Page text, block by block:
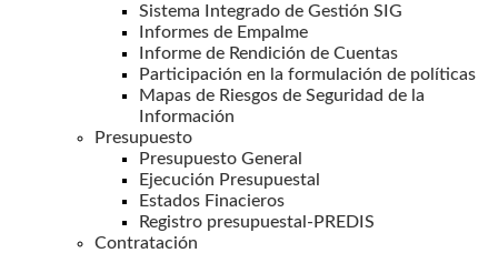
Sistema Integrado de Gestión SIG
Informes de Empalme
Informe de Rendición de Cuentas
Participación en la formulación de políticas
Mapas de Riesgos de Seguridad de la
Información
Presupuesto
Presupuesto General
Ejecución Presupuestal
Estados Finacieros
Registro presupuestal-PREDIS
Contratación